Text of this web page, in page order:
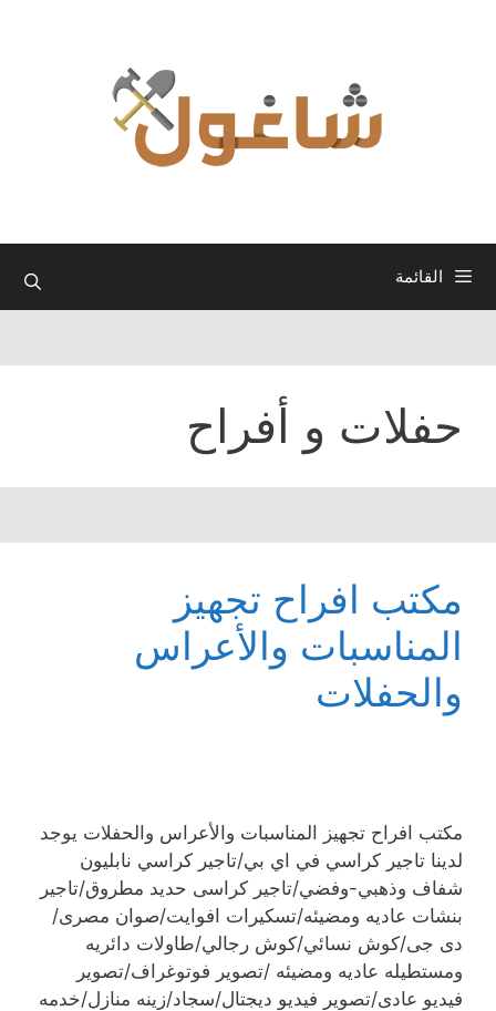
القائمة
حفلات و أفراح
مكتب افراح تجهيز
المناسبات والأعراس
والحفلات
مكتب افراح تجهيز المناسبات والأعراس والحفلات ‎يوجد
لدينا تاجير كراسي في اي بي/تاجير كراسي نابليون
شفاف وذهبي-وفضي/تاجير كراسى حديد مطروق/تاجير
بنشات عاديه ومضيئه/تسكيرات افوايت/صوان مصرى/
دى جى/كوش نسائي/كوش رجالي/طاولات دائريه
ومستطيله عاديه ومضيئه /تصوير فوتوغراف/تصوير
فيديو عادى/تصوير فيديو ديجتال/سجاد/زينه منازل/خدمه